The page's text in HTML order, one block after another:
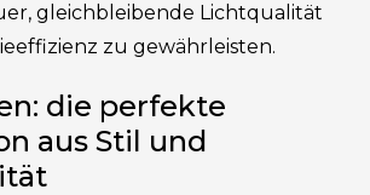
gleichbleibende Lichtqualität
zu gewährleisten.
die perfekte
aus Stil und